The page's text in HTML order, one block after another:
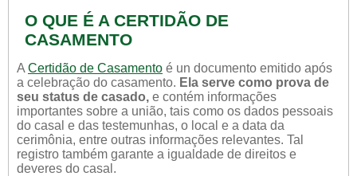
O QUE É A CERTIDÃO DE
CASAMENTO
A Certidão de Casamento é un documento emitido após
a celebração do casamento. Ela serve como prova de
seu status de casado, e contém informações
importantes sobre a união, tais como os dados pessoais
do casal e das testemunhas, o local e a data da
cerimônia, entre outras informações relevantes. Tal
registro também garante a igualdade de direitos e
deveres do casal.